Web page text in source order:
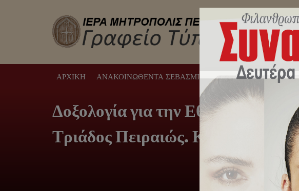
ΑΡΧΙΚΉ ΑΝΑΚΟΙΝΩΘΈΝΤΑ ΣΕΒΑΣΜΙΩΤΆΤΟΥ ΜΗΝΎΜΑΤΑ
Δοξολογία για την Εθνική
Τριάδος Πειραιώς. Κατάθεση